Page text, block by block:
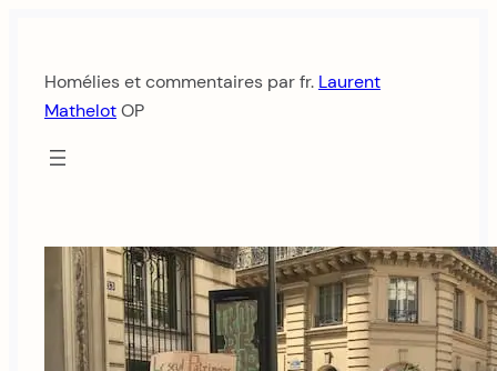
contenu
Homélies et commentaires par fr. Laurent
MathelotOP